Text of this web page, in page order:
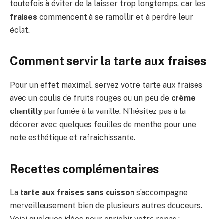
toutefois à éviter de la laisser trop longtemps, car les
fraises commencent à se ramollir et à perdre leur
éclat.
Comment servir la tarte aux fraises
Pour un effet maximal, servez votre tarte aux fraises
avec un coulis de fruits rouges ou un peu de crème
chantilly parfumée à la vanille. N’hésitez pas à la
décorer avec quelques feuilles de menthe pour une
note esthétique et rafraîchissante.
Recettes complémentaires
La tarte aux fraises sans cuisson s’accompagne
merveilleusement bien de plusieurs autres douceurs.